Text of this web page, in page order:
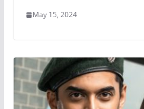
May 15, 2024